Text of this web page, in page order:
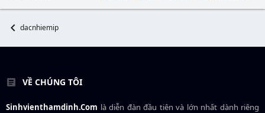
dacnhiemip
VỀ CHÚNG TÔI
Sinhvienthamdinh.Com là diễn đàn đầu tiên và lớn nhất dành riêng